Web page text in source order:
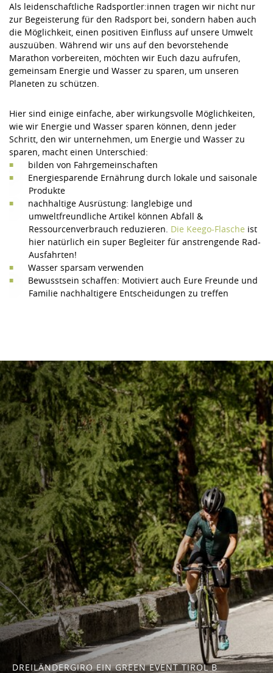
Als leidenschaftliche Radsportler:innen tragen wir nicht nur
zur Begeisterung für den Radsport bei, sondern haben auch
die Möglichkeit, einen positiven Einfluss auf unsere Umwelt
auszuüben. Während wir uns auf den bevorstehende
Marathon vorbereiten, möchten wir Euch dazu aufrufen,
gemeinsam Energie und Wasser zu sparen, um unseren
Planeten zu schützen.
Hier sind einige einfache, aber wirkungsvolle Möglichkeiten,
wie wir Energie und Wasser sparen können, denn jeder
Schritt, den wir unternehmen, um Energie und Wasser zu
sparen, macht einen Unterschied:
bilden von Fahrgemeinschaften
Energiesparende Ernährung durch lokale und saisonale
Produkte
nachhaltige Ausrüstung: langlebige und
umweltfreundliche Artikel können Abfall &
Ressourcenverbrauch reduzieren. Die Keego-Flasche ist
hier natürlich ein super Begleiter für anstrengende Rad-
Ausfahrten!
Wasser sparsam verwenden
Bewusstsein schaffen: Motiviert auch Eure Freunde und
Familie nachhaltigere Entscheidungen zu treffen
DREILÄNDERGIRO EIN GREEN EVENT TIROL B